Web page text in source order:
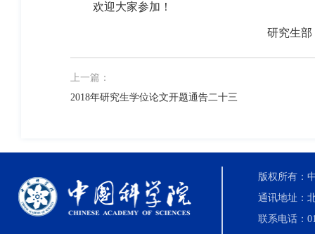
欢迎大家参加！
研究生部
上一篇：
2018年研究生学位论文开题通告二十三
版权所有：
通讯地址：
联系电话：